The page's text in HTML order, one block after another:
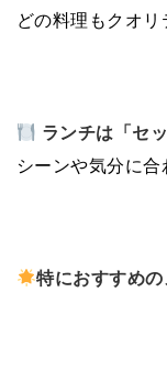
どの料理もクオ
ランチは「セ
シーンや気分に合
特におすすめの